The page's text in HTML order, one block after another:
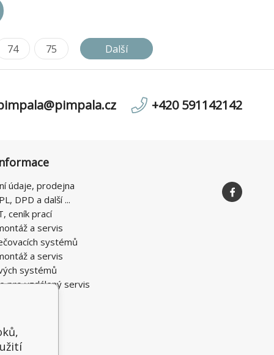
74 75 Další
+420 591142142
údaje, prodejna
DPD a další ...
ceník prací
a servis
systémů
a servis
systémů
pro vzdálený servis